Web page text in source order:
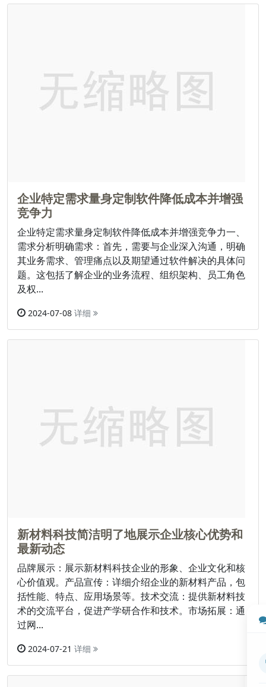
企业特定需求量身定制软件降低成本并增强
竞争力
企业特定需求量身定制软件降低成本并增强竞争力一、
需求分析明确需求：首先，需要与企业深入沟通，明确
其业务需求、管理痛点以及期望通过软件解决的具体问
题。这包括了解企业的业务流程、组织架构、员工角色
及权...
2024-07-08 详细
新材料科技简洁明了地展示企业核心优势和
最新动态
品牌展示：展示新材料科技企业的形象、企业文化和核
心价值观。产品宣传：详细介绍企业的新材料产品，包
括性能、特点、应用场景等。技术交流：提供新材料技
术的交流平台，促进产学研合作和技术。市场拓展：通
过网...
2024-07-21 详细